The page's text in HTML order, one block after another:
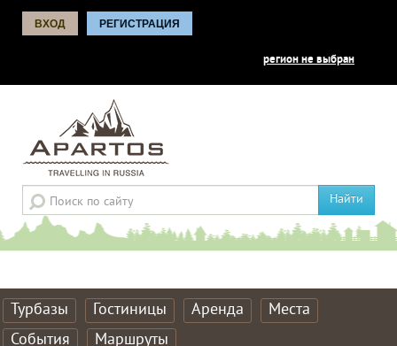
ВХОД РЕГИСТРАЦИЯ
регион не выбран
Найти
Турбазы Гостиницы Аренда
Места
События
Маршруты